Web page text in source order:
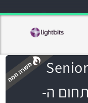
ה-